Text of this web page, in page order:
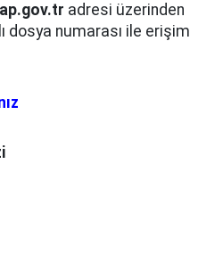
adresi üzerinden
dosya numarası ile erişim